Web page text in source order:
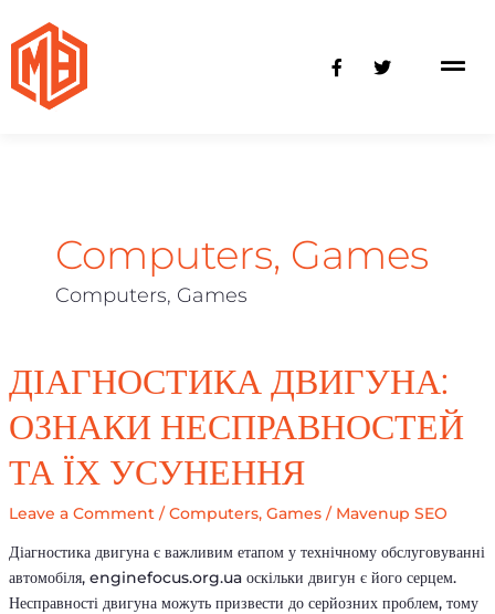
content
F
a
T
w
Computers, Games
Computers, Games
ДІАГНОСТИКА ДВИГУНА:
ОЗНАКИ НЕСПРАВНОСТЕЙ
ТА ЇХ УСУНЕННЯ
Leave a Comment /Computers, Games/ Mavenup SEO
Діагностика двигуна є важливим етапом у технічному обслуговуванні
автомобіля, enginefocus.org.ua оскільки двигун є його серцем.
Несправності двигуна можуть призвести до серйозних проблем, тому
Діагностика
двигуна:
ознаки
та
усунення